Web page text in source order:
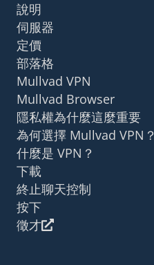
說明
伺服器
定價
部落格
Mullvad VPN
Mullvad Browser
隱私權為什麼這麼重要
為何選擇 Mullvad VPN？
什麼是 VPN？
下載
終止聊天控制
按下
徵才